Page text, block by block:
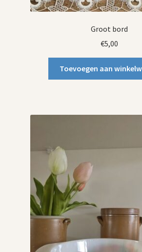
Groot bord
€5,00
Toevoegen aan